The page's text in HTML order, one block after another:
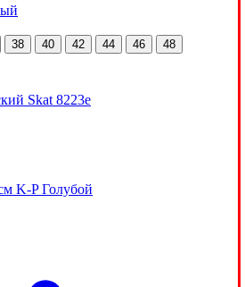
38 40 42 44 46 48
Skat 8223e
K-P Голубой